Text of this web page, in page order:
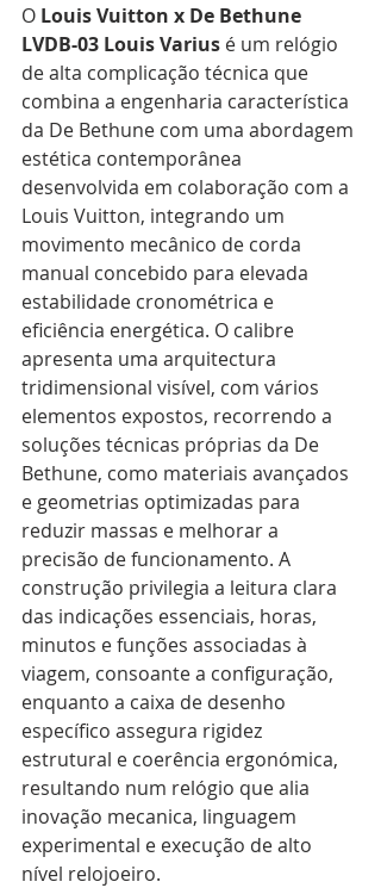
O Louis Vuitton x De Bethune
LVDB-03 Louis Varius é um relógio
de alta complicação técnica que
combina a engenharia característica
da De Bethune com uma abordagem
estética contemporânea
desenvolvida em colaboração com a
Louis Vuitton, integrando um
movimento mecânico de corda
manual concebido para elevada
estabilidade cronométrica e
eficiência energética. O calibre
apresenta uma arquitectura
tridimensional visível, com vários
elementos expostos, recorrendo a
soluções técnicas próprias da De
Bethune, como materiais avançados
e geometrias optimizadas para
reduzir massas e melhorar a
precisão de funcionamento. A
construção privilegia a leitura clara
das indicações essenciais, horas,
minutos e funções associadas à
viagem, consoante a configuração,
enquanto a caixa de desenho
específico assegura rigidez
estrutural e coerência ergonómica,
resultando num relógio que alia
inovação mecanica, linguagem
experimental e execução de alto
nível relojoeiro.